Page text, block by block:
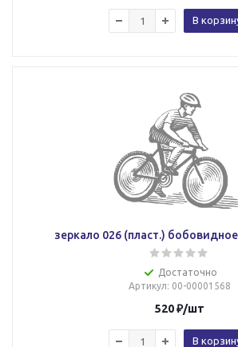
В
зеркало 026 (пласт.)
Достаточно
Артикул: 00-00001568
520₽/шт
В